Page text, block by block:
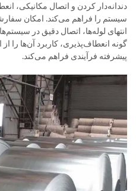
دندانه‌دار کردن و اتصال مکانیکی،
سیستم را فراهم می‌کند. امکان
انتهای لوله‌ها، اتصال دقیق در
گونه انعطاف‌پذیری، کاربرد آن‌ها را از
پیشرفته فرآیندی فراهم می‌کند.